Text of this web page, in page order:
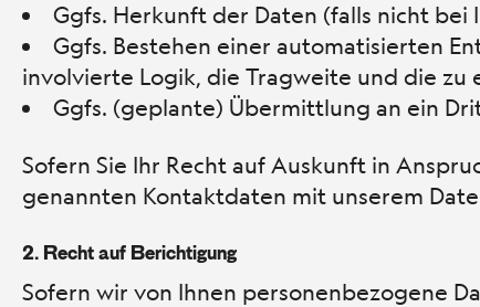
Ggfs. Herkunft der Daten (falls nicht bei
Ggfs. Bestehen einer automatisierten
involvierte Logik, die Tragweite und die
Ggfs. (geplante) Übermittlung an ein
Sofern Sie Ihr Recht auf Auskunft in
genannten Kontaktdaten mit unserem
2. Recht auf Berichtigung
Sofern wir von Ihnen personenbezogene